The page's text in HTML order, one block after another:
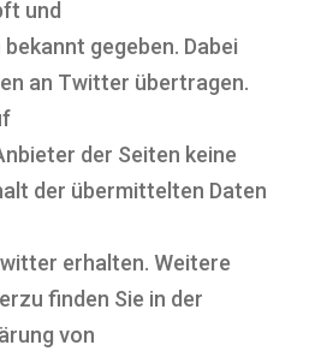
und
gegeben. Dabei
an Twitter übertragen.
der Seiten keine
der übermittelten Daten
erhalten. Weitere
finden Sie in der
von